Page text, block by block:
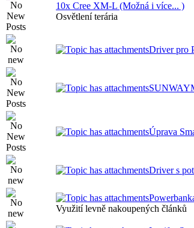
10x Cree XM-L (Možná i více... )
Osvětlení terária
Driver pro
Úprava
Driver s
Využití levně nakoupených článků